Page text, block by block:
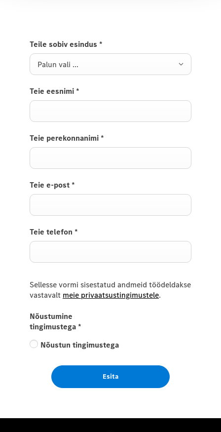
Teile sobiv esindus *
Palun vali ...
Teie eesnimi *
Teie perekonnanimi *
Teie e-post *
Teie telefon *
Sellesse vormi sisestatud andmeid töödeldakse
vastavalt meie privaatsustingimustele.
Nõustumine
tingimustega *
Nõustun tingimustega
Esita